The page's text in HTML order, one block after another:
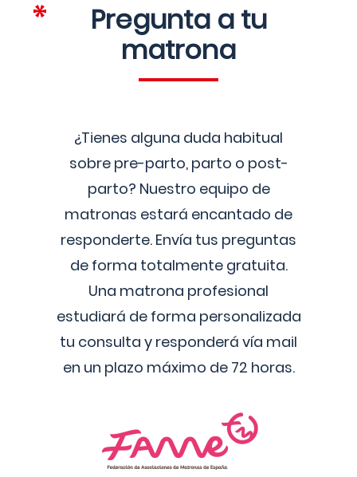
Pregunta a tu
matrona
¿Tienes alguna duda habitual
sobre pre-parto, parto o post-
parto? Nuestro equipo de
matronas estará encantado de
responderte. Envía tus preguntas
de forma totalmente gratuita.
Una matrona profesional
estudiará de forma personalizada
tu consulta y responderá vía mail
en un plazo máximo de 72 horas.